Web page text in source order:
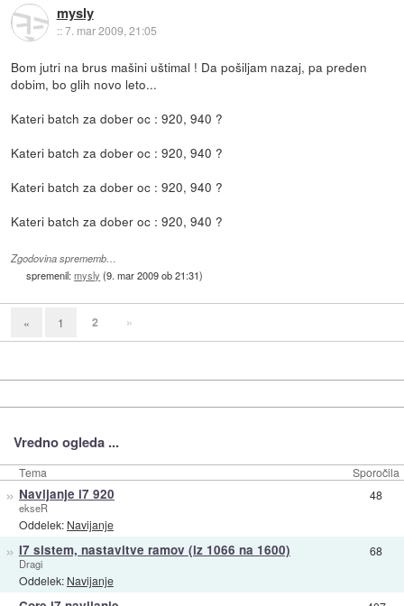
mysly
::7. mar 2009, 21:05
Bom jutri na brus mašini uštimal ! Da pošiljam nazaj, pa preden
dobim, bo glih novo leto...
Kateri batch za dober oc : 920, 940 ?
Kateri batch za dober oc : 920, 940 ?
Kateri batch za dober oc : 920, 940 ?
Kateri batch za dober oc : 920, 940 ?
Zgodovina sprememb…
spremenil:mysly (9. mar 2009 ob 21:31)
« 1 2 »
Vredno ogleda ...
Tema Sporočila
» Navijanje i7 920
ekseR
Oddelek: Navijanje
48
» I7 sistem, nastavitve ramov (iz 1066 na 1600)
Dragi
Oddelek: Navijanje
68